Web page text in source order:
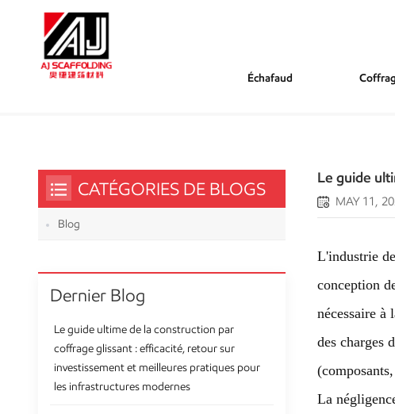
Échafaud
Le guide
MAY 11,
L'industrie
conception
nécessaire à
des charges
La
CATÉGORIES DE BLOGS
Blog
Dernier Blog
Le guide ultime de la construction par
coffrage glissant : efficacité, retour sur
investissement et meilleures pratiques pour
les infrastructures modernes